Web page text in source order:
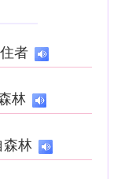
者
林
森林